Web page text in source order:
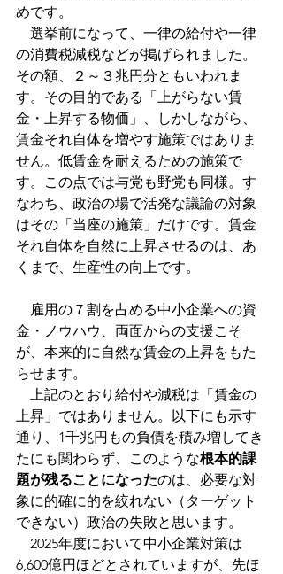
めです。
選挙前になって、一律の給付や一律
の消費税減税などが掲げられました。
その額、２～３兆円分ともいわれま
す。その目的である「上がらない賃
金・上昇する物価」、しかしながら、
賃金それ自体を増やす施策ではありま
せん。低賃金を耐えるための施策で
す。この点では与党も野党も同様。す
なわち、政治の場で活発な議論の対象
はその「当座の施策」だけです。賃金
それ自体を自然に上昇させるのは、あ
くまで、生産性の向上です。
雇用の７割を占める中小企業への資
金・ノウハウ、両面からの支援こそ
が、本来的に自然な賃金の上昇をもた
らせます。
上記のとおり給付や減税は「賃金の
上昇」ではありません。以下にも示す
通り、1千兆円もの負債を積み増してき
たにも関わらず、このような根本的課
題が残ることになったのは、必要な対
象に的確に的を絞れない（ターゲット
できない）政治の失敗と思います。
2025年度において中小企業対策は
6,600億円ほどとされていますが、先ほ